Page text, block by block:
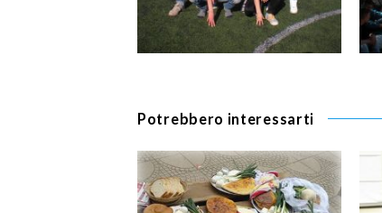
Potrebbero interessarti